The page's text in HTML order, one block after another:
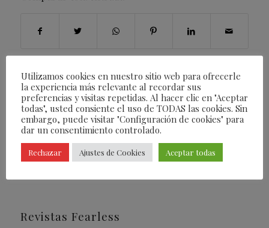
Revistas Fearless
Utilizamos cookies en nuestro sitio web para ofrecerle
la experiencia más relevante al recordar sus
preferencias y visitas repetidas. Al hacer clic en "Aceptar
todas", usted consiente el uso de TODAS las cookies. Sin
embargo, puede visitar "Configuración de cookies" para
dar un consentimiento controlado.
Rechazar Ajustes de Cookies Aceptar todas